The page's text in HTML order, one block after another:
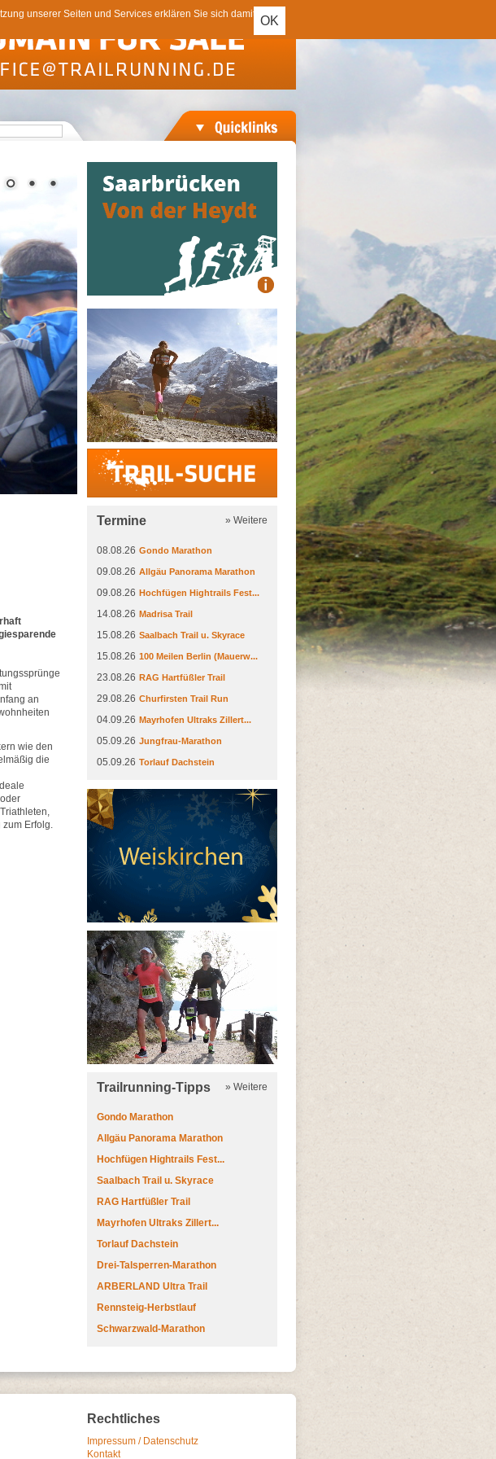
OK
unserer Seiten und Services erklären Sie sich damit
Trail-Suche
an
wie den
die
zum Erfolg.
Termine » Weitere
08.08.26 Gondo Marathon
09.08.26 Allgäu Panorama Marathon
09.08.26 Hochfügen Hightrails Fest...
14.08.26 Madrisa Trail
15.08.26 Saalbach Trail u. Skyrace
15.08.26 100 Meilen Berlin (Mauerw...
23.08.26 RAG Hartfüßler Trail
29.08.26 Churfirsten Trail Run
04.09.26 Mayrhofen Ultraks Zillert...
05.09.26 Jungfrau-Marathon
05.09.26 Torlauf Dachstein
Trailrunning-Tipps » Weitere
Gondo Marathon
Allgäu Panorama Marathon
Hochfügen Hightrails Fest...
Saalbach Trail u. Skyrace
RAG Hartfüßler Trail
Mayrhofen Ultraks Zillert...
Torlauf Dachstein
Drei-Talsperren-Marathon
ARBERLAND Ultra Trail
Rennsteig-Herbstlauf
Schwarzwald-Marathon
Rechtliches
Impressum / Datenschutz
Kontakt